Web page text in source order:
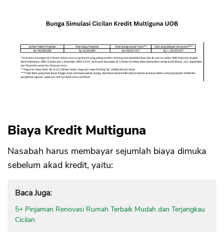
Biaya Kredit Multiguna
Nasabah harus membayar sejumlah biaya dimuka
sebelum akad kredit, yaitu:
Baca Juga:
5+ Pinjaman Renovasi Rumah Terbaik Mudah dan Terjangkau
Cicilan